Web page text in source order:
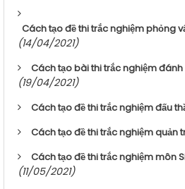
Cách tạo đề thi trắc nghiệm phỏng
(14/04/2021)
Cách tạo bài thi trắc nghiệm
(19/04/2021)
Cách tạo đề thi trắc nghiệm đấu
Cách tạo đề thi trắc nghiệm quản
Cách tạo đề thi trắc nghiệm môn
(11/05/2021)